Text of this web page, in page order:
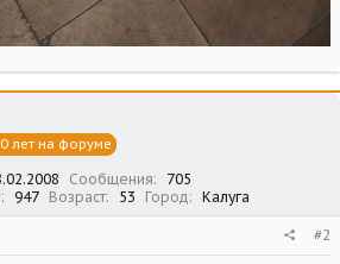
лет на форуме
Сообщения
705
947 Возраст 53 Город Калуга
#2